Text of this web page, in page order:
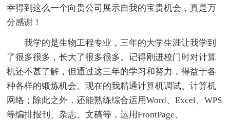
幸得到这么一个向贵公司展示自我的宝贵机会，真是万
分感谢！
我学的是生物工程专业，三年的大学生涯让我学到
了很多很多，长大了很多很多。记得刚进校门时对计算
机还不甚了解，但通过这三年的学习和努力，得益于各
种各样的锻炼机会。现在的我精通计算机调试、计算机
网络；除此之外，还能熟练综合运用Word、Excel、WPS
等编排报刊、杂志、文稿等，运用FrontPage、